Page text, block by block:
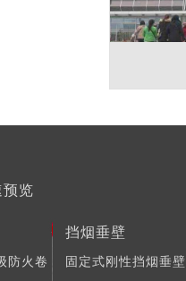
预览
防火卷
挡烟垂壁
固定式刚性挡烟垂壁